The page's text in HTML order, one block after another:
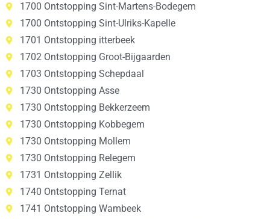
1700 Ontstopping Sint-Martens-Bodegem
1700 Ontstopping Sint-Ulriks-Kapelle
1701 Ontstopping itterbeek
1702 Ontstopping Groot-Bijgaarden
1703 Ontstopping Schepdaal
1730 Ontstopping Asse
1730 Ontstopping Bekkerzeem
1730 Ontstopping Kobbegem
1730 Ontstopping Mollem
1730 Ontstopping Relegem
1731 Ontstopping Zellik
1740 Ontstopping Ternat
1741 Ontstopping Wambeek